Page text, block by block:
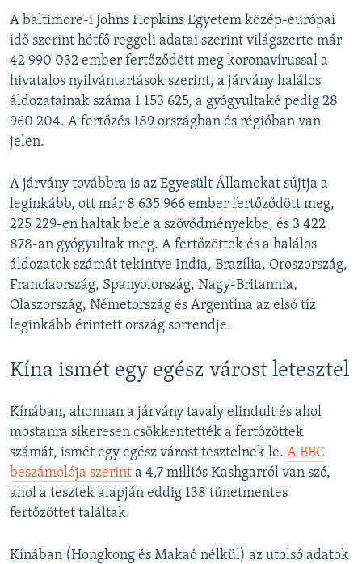
A baltimore-i Johns Hopkins Egyetem közép-európai
idő szerint hétfő reggeli adatai szerint világszerte már
42 990 032 ember fertőződött meg koronavírussal a
hivatalos nyilvántartások szerint, a járvány halálos
áldozatainak száma 1 153 625, a gyógyultaké pedig 28
960 204. A fertőzés 189 országban és régióban van
jelen.
A járvány továbbra is az Egyesült Államokat sújtja a
leginkább, ott már 8 635 966 ember fertőződött meg,
225 229-en haltak bele a szövődményekbe, és 3 422
878-an gyógyultak meg. A fertőzöttek és a halálos
áldozatok számát tekintve India, Brazília, Oroszország,
Franciaország, Spanyolország, Nagy-Britannia,
Olaszország, Németország és Argentína az első tíz
leginkább érintett ország sorrendje.
Kína ismét egy egész várost letesztel
Kínában, ahonnan a járvány tavaly elindult és ahol
mostanra sikeresen csökkentették a fertőzöttek
számát, ismét egy egész várost tesztelnek le. A BBC
beszámolója szerint a 4,7 milliós Kashgarról van szó,
ahol a tesztek alapján eddig 138 tünetmentes
fertőzöttet találtak.
Kínában (Hongkong és Makaó nélkül) az utolsó adatok